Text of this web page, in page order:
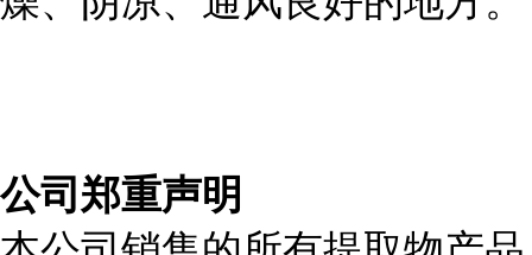
公司郑重声明